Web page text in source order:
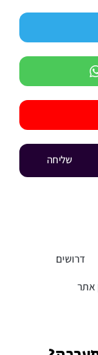
שליחה
דרושים
אתר